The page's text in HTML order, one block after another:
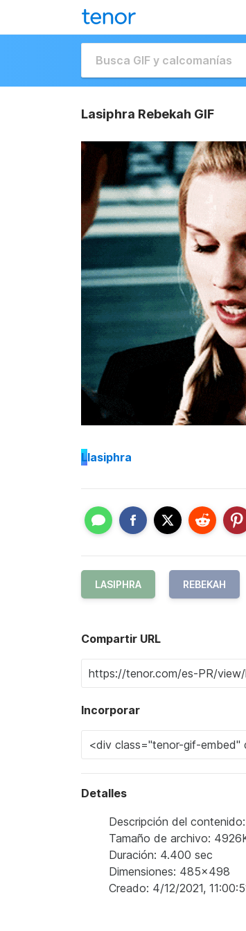
Lasiphra Rebekah GIF
Llasiphra
LASIPHRA REBEKAH
Compartir URL
Incorporar
Detalles
Descripción del
Tamaño de archivo:
Duración: 4.400 sec
Dimensiones: 485x498
Creado: 4/12/2021,